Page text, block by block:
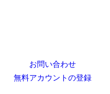
お問い合わせ
無料アカウントの登録